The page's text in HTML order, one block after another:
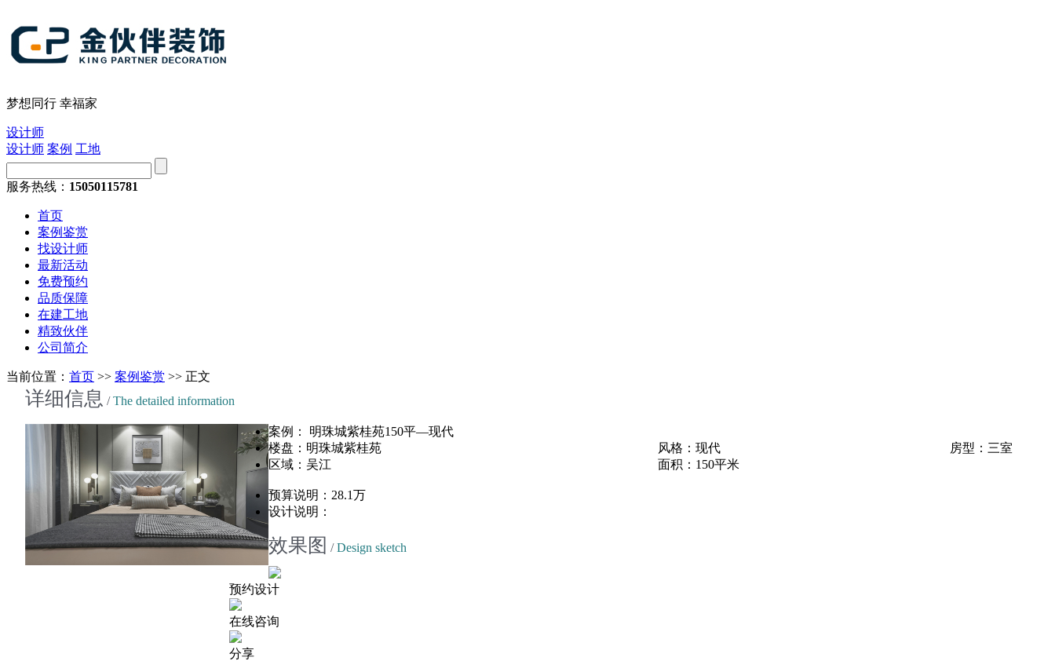
梦想同行 幸福家
设计师
设计师 案例 工地
服务热线： 15050115781
首页
案例鉴赏
找设计师
最新活动
免费预约
品质保障
在建工地
精致伙伴
公司简介
当前位置： 首页 >> 案例鉴赏 >> 正文
详细信息 / The detailed information
案例： 明珠城紫桂苑150平—现代
楼盘：明珠城紫桂苑
风格：现代
房型：三室
区域：吴江
面积：150平米
预算说明：28.1万
设计说明 ：
效果图 / Design sketch
预约设计
在线咨询
分享